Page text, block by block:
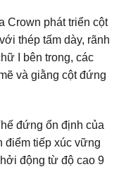
Crown phát triển cột
thép tấm dày, rãnh
I bên trong, các
và giằng cột đứng
đứng ổn định của
điểm tiếp xúc vững
động từ độ cao 9